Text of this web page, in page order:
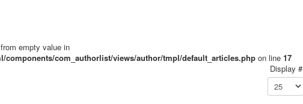
empty value in
components/com_authorlist/views/author/tmpl/default_articles.php on line 17
Display #